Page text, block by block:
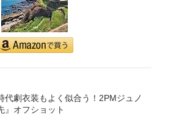
代劇衣装もよく似合う！2PMジュノ
』オフショット